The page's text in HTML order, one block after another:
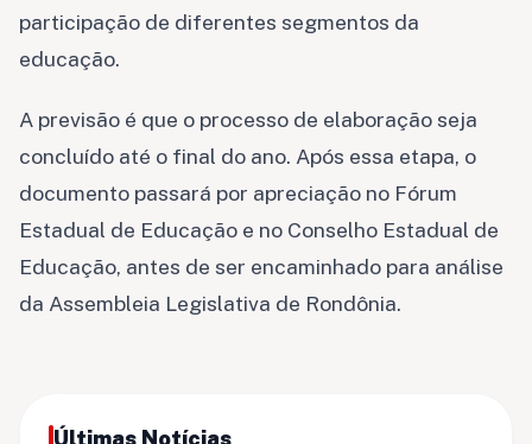
participação de diferentes segmentos da
educação.
A previsão é que o processo de elaboração seja
concluído até o final do ano. Após essa etapa, o
documento passará por apreciação no Fórum
Estadual de Educação e no Conselho Estadual de
Educação, antes de ser encaminhado para análise
da Assembleia Legislativa de Rondônia.